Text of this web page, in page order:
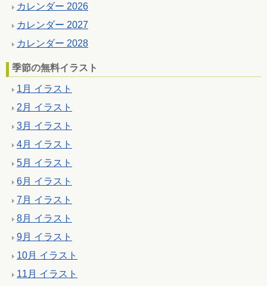
カレンダー 2026
カレンダー 2027
カレンダー 2028
季節の無料イラスト
1月 イラスト
2月 イラスト
3月 イラスト
4月 イラスト
5月 イラスト
6月 イラスト
7月 イラスト
8月 イラスト
9月 イラスト
10月 イラスト
11月 イラスト